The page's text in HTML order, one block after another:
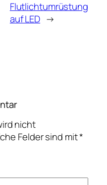
Flutlichtumrüstung
auf LED →
nicht
Felder sind mit*